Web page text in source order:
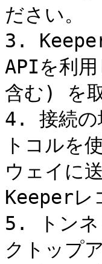
ださい。
3. Keeper
APIを利
含む) を取
4. 接続の
トコルを
ウェイに
Keeperレ
5. トンネ
クトップ